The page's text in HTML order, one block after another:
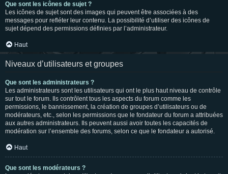
Que sont les icônes de sujet ?
Les icônes de sujet sont des images qui peuvent être associées à des
messages pour refléter leur contenu. La possibilité d’utiliser des icônes de
sujet dépend des permissions définies par l’administrateur.
Haut
Niveaux d’utilisateurs et groupes
Que sont les administrateurs ?
Les administrateurs sont les utilisateurs qui ont le plus haut niveau de contrôle
sur tout le forum. Ils contrôlent tous les aspects du forum comme les
permissions, le bannissement, la création de groupes d’utilisateurs ou de
modérateurs, etc., selon les permissions que le fondateur du forum a attribuées
aux autres administrateurs. Ils peuvent aussi avoir toutes les capacités de
modération sur l’ensemble des forums, selon ce que le fondateur a autorisé.
Haut
Que sont les modérateurs ?